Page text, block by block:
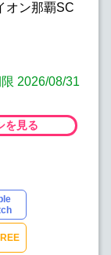
オン那覇SC
2026/08/31
を見る